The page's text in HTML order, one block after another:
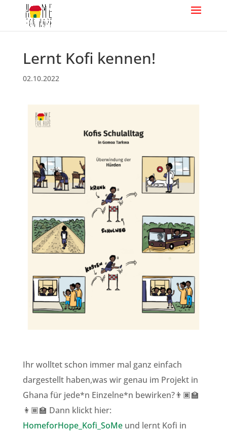
Lernt Kofi kennen!
02.10.2022
Ihr wolltet schon immer mal ganz einfach
dargestellt haben,was wir genau im Projekt in
Ghana für jede*n Einzelne*n bewirken?👨🏿‍🏫
👩🏾‍🏫 Dann klickt hier:
HomeforHope_Kofi_SoMeund lernt Kofi in